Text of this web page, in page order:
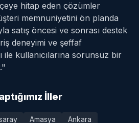
hitap eden çözümler
memnuniyetini ön planda
satış öncesi ve sonrası destek
deneyimi ve şeffaf
ile kullanıcılarına sorunsuz bir
İller
Amasya
Ankara